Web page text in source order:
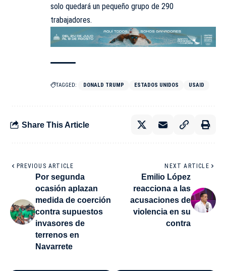
solo quedará un pequeño grupo de 290
trabajadores.
TAGGED: DONALD TRUMP ESTADOS UNIDOS USAID
Share This Article
PREVIOUS ARTICLE
Por segunda
ocasión aplazan
medida de coerción
contra supuestos
invasores de
terrenos en
Navarrete
NEXT ARTICLE
Emilio López
reacciona a las
acusaciones de
violencia en su
contra